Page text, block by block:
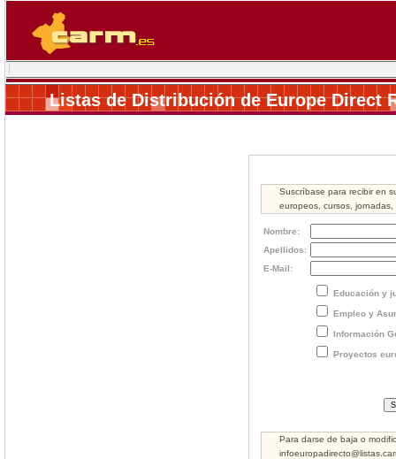
Listas de Distribución de Europe Direct
Suscríbase para recibir en
europeos, cursos,
Nombre:
Apellidos:
E-Mail:
Educación y
Empleo y
Información
Proyectos
Para darse de baja o